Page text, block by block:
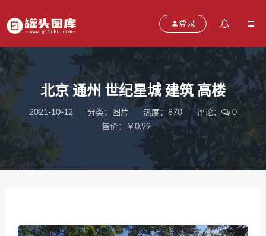
登录
北京 通州 世纪星城 建筑 高楼
2021-10-12 分类： 图片 热度：870 评论：
0
售价：￥0.99